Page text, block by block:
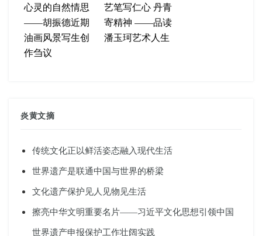
心灵的自然情思
——胡振德近期
油画风景写生创
作刍议
艺笔写仁心 丹青
寄精神 ——品读
潘玉珂艺术人生
炎黄文摘
传统文化正以鲜活姿态融入现代生活
世界遗产是联通中国与世界的桥梁
文化遗产保护见人见物见生活
擦亮中华文明重要名片——习近平文化思想引领中国
世界遗产申报保护工作壮阔实践